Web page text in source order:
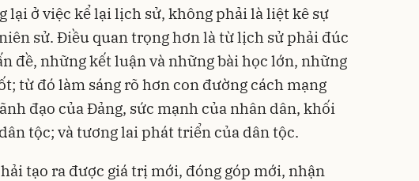
lại ở việc kể lại lịch sử, không phải là liệt kê sự
sử. Điều quan trọng hơn là từ lịch sử phải đúc
đề, những kết luận và những bài học lớn, những
từ đó làm sáng rõ hơn con đường cách mạng
đạo của Đảng, sức mạnh của nhân dân, khối
tộc; và tương lai phát triển của dân tộc.
tạo ra được giá trị mới, đóng góp mới, nhận